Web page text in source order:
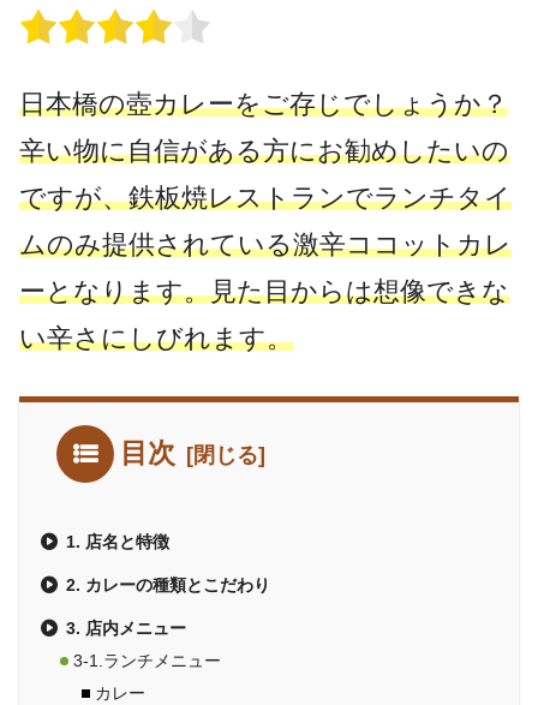
日本橋の壺カレーをご存じでしょうか？
辛い物に自信がある方にお勧めしたいの
ですが、鉄板焼レストランでランチタイ
ムのみ提供されている激辛ココットカレ
ーとなります。見た目からは想像できな
い辛さにしびれます。
目次
1. 店名と特徴
2. カレーの種類とこだわり
3. 店内メニュー
3-1.ランチメニュー
カレー